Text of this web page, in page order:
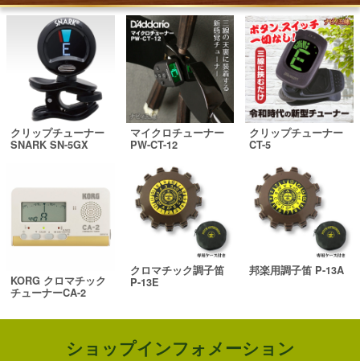
クリップチューナー
SNARK SN-5GX
マイクロチューナー
PW-CT-12
クリップチューナー
CT-5
KORG クロマチック
チューナーCA-2
クロマチック調子笛
P-13E
邦楽用調子笛 P-13A
ショップインフォメーション